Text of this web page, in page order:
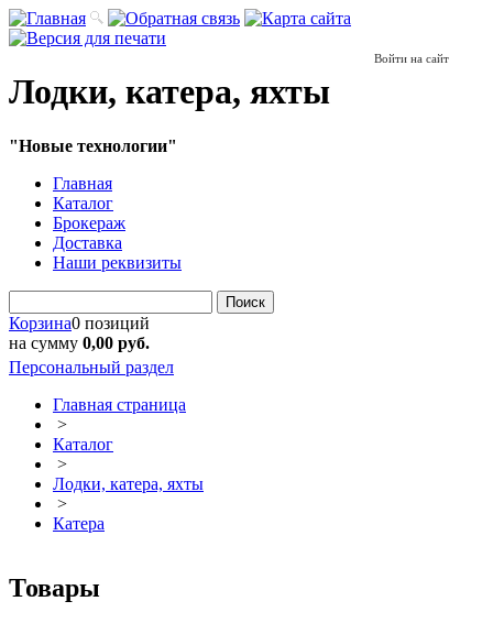
Войти на сайт
Лодки, катера, яхты
"Новые технологии"
Главная
Каталог
Брокераж
Доставка
Наши реквизиты
Поиск
Корзина0 позиций
на сумму 0,00 руб.
Персональный раздел
Главная страница
>
Каталог
>
Лодки, катера, яхты
>
Катера
Товары